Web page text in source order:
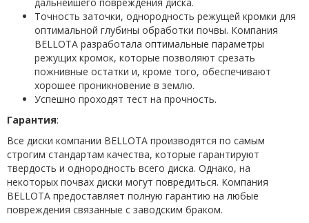
Точность заточки, однородность режущей кромки для
оптимальной глубины обработки почвы. Компания
BELLOTA разработала оптимальные параметры
режущих кромок, которые позволяют срезать
пожнивные остатки и, кроме того, обеспечивают
хорошее проникновение в землю.
Успешно проходят тест на прочность.
Гарантия:
Все диски компании BELLOTA производятся по самым
строгим стандартам качества, которые гарантируют
твердость и однородность всего диска. Однако, на
некоторых почвах диски могут повредиться. Компания
BELLOTA предоставляет полную гарантию на любые
повреждения связанные с заводским браком.